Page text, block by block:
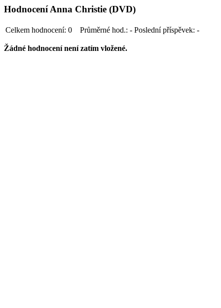
Hodnocení Anna Christie (DVD)
Celkem hodnocení: 0 Průměrné hod.: - Poslední příspěvek: -
Žádné hodnocení není zatím vložené.